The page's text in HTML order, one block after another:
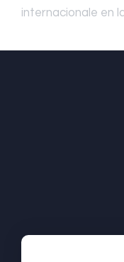
internacionale en